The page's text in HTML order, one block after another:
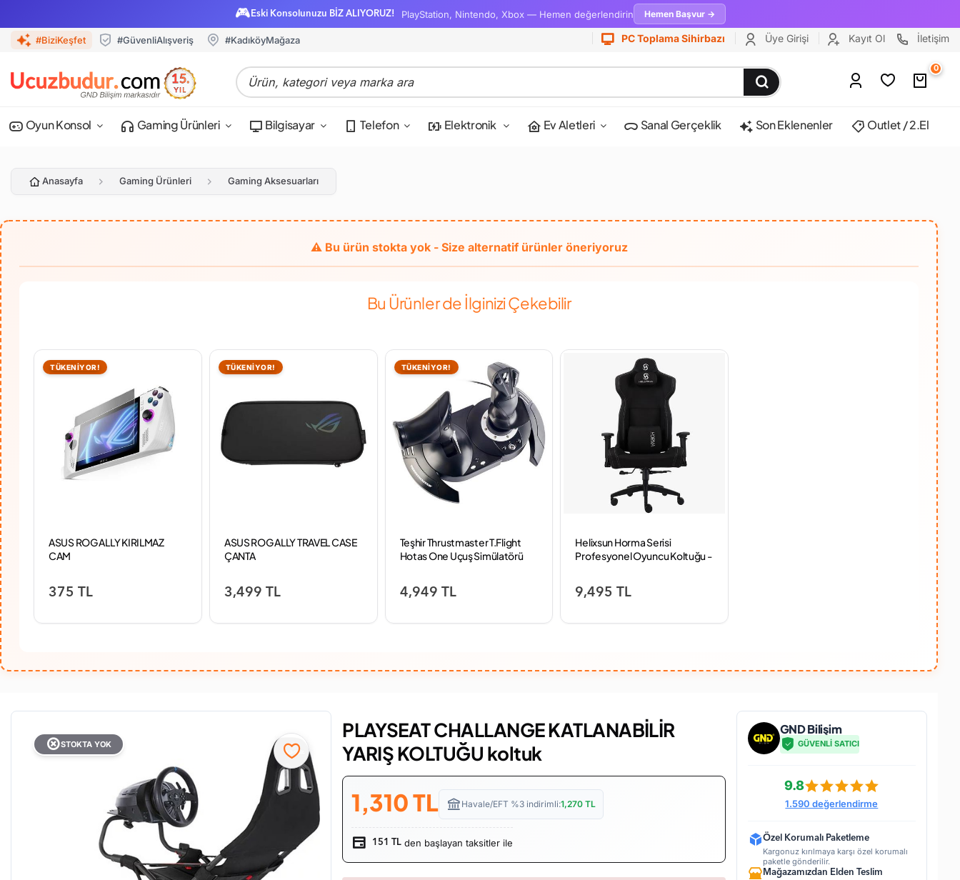
🎮 Eski Konsolunuzu BİZ ALIYORUZ! PlayStation, Nintendo, Xbox — Hemen değerlendirin Hemen Başvur →
#BiziKeşfet #GüvenliAlışveriş #KadıköyMağaza PC Toplama Sihirbazı Üye Girişi Kayıt Ol İletişim
0
Oyun Konsol Gaming Ürünleri Bilgisayar Telefon Elektronik Ev Aletleri Sanal Gerçeklik Son Eklenenler Outlet / 2.El
Anasayfa Gaming Ürünleri Gaming Aksesuarları
Bu Ürünler de İlginizi Çekebilir
TÜKENİYOR!
ASUS ROG ALLY KIRILMAZ
CAM
375 TL
TÜKENİYOR!
ASUS ROG ALLY TRAVEL CASE
ÇANTA
3,499 TL
TÜKENİYOR!
Teşhir Thrustmaster T.Flight
Hotas One Uçuş Simülatörü
4,949 TL
Helixsun Horma Serisi
Profesyonel Oyuncu Koltuğu -
9,495 TL
STOKTA YOK
PLAYSEAT CHALLANGE KATLANABİLİR
YARIŞ KOLTUĞU koltuk
1,310TL Havale/EFT %3 indirimli:1,270 TL
151 TL den başlayan taksitler ile
GND Bilişim
GÜVENLİ SATICI
9.8
1.590 değerlendirme
Özel Korumalı Paketleme
Kargonuz kırılmaya karşı özel korumalı
paketle gönderilir.
Mağazamızdan Elden Teslim